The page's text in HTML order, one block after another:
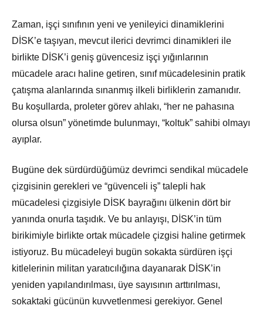
Zaman, işçi sınıfının yeni ve yenileyici dinamiklerini
DİSK’e taşıyan, mevcut ilerici devrimci dinamikleri ile
birlikte DİSK’i geniş güvencesiz işçi yığınlarının
mücadele aracı haline getiren, sınıf mücadelesinin pratik
çatışma alanlarında sınanmış ilkeli birliklerin zamanıdır.
Bu koşullarda, proleter görev ahlakı, “her ne pahasına
olursa olsun” yönetimde bulunmayı, “koltuk” sahibi olmayı
ayıplar.
Bugüne dek sürdürdüğümüz devrimci sendikal mücadele
çizgisinin gerekleri ve “güvenceli iş” talepli hak
mücadelesi çizgisiyle DİSK bayrağını ülkenin dört bir
yanında onurla taşıdık. Ve bu anlayışı, DİSK’in tüm
birikimiyle birlikte ortak mücadele çizgisi haline getirmek
istiyoruz. Bu mücadeleyi bugün sokakta sürdüren işçi
kitlelerinin militan yaratıcılığına dayanarak DİSK’in
yeniden yapılandırılması, üye sayısının arttırılması,
sokaktaki gücünün kuvvetlenmesi gerekiyor. Genel